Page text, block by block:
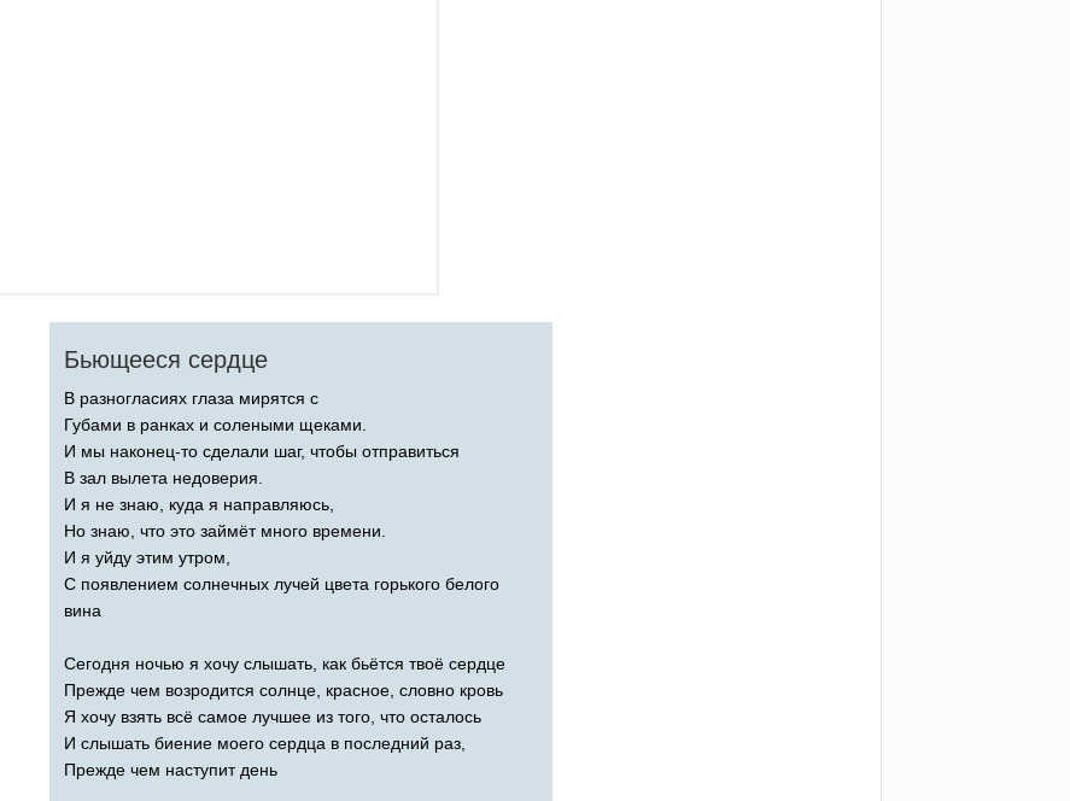
Бьющееся сердце
В разногласиях глаза мирятся с
Губами в ранках и солеными щеками.
И мы наконец-то сделали шаг, чтобы отправиться
В зал вылета недоверия.
И я не знаю, куда я направляюсь,
Но знаю, что это займёт много времени.
И я уйду этим утром,
С появлением солнечных лучей цвета горького белого
вина
Сегодня ночью я хочу слышать, как бьётся твоё сердце
Прежде чем возродится солнце, красное, словно кровь
Я хочу взять всё самое лучшее из того, что осталось
И слышать биение моего сердца в последний раз,
Прежде чем наступит день